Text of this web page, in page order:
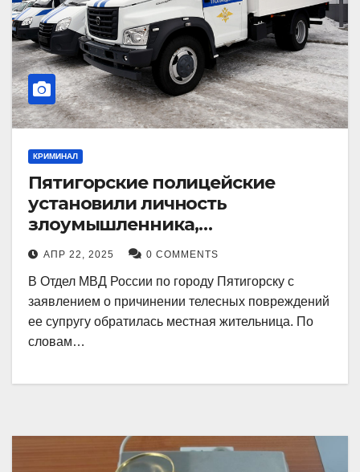
КРИМИНАЛ
Пятигорские полицейские
установили личность
злоумышленника,
причинившего телесные
повреждения местному жителю
АПР 22, 2025 0 COMMENTS
В Отдел МВД России по городу Пятигорску с
заявлением о причинении телесных повреждений
ее супругу обратилась местная жительница. По
словам…